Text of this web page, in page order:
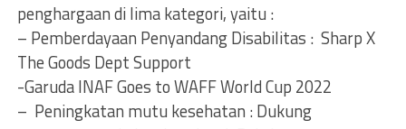
penghargaan di lima kategori, yaitu :
– Pemberdayaan Penyandang Disabilitas : Sharp X
The Goods Dept Support
-Garuda INAF Goes to WAFF World Cup 2022
– Peningkatan mutu kesehatan : Dukung